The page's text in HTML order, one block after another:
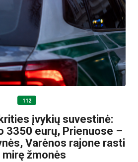
112
įvykių suvestinė:
3350 eurų, Prienuose –
Varėnos rajone rasti
mirę žmonės